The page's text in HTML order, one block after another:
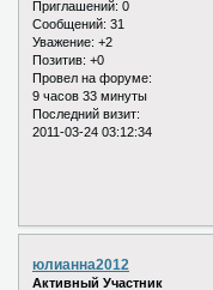
Приглашений: 0
Сообщений: 31
Уважение: +2
Позитив: +0
Провел на форуме:
9 часов 33 минуты
Последний визит:
2011-03-24 03:12:34
юлианна2012
Активный Участник